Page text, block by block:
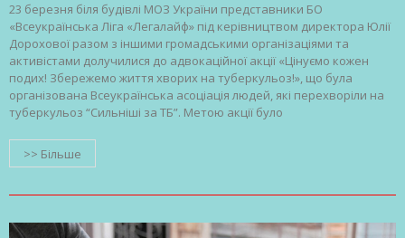
23 березня біля будівлі МОЗ України представники БО
«Всеукраїнська Ліга «Легалайф» під керівництвом директора Юлії
Дорохової разом з іншими громадськими організаціями та
активістами долучилися до адвокаційної акції «Цінуємо кожен
подих! Збережемо життя хворих на туберкульоз!», що була
організована Всеукраїнська асоціація людей, які перехворіли на
туберкульоз “Сильніші за ТБ”. Метою акції було
>> Більше